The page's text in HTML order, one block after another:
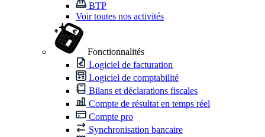
BTP
Voir toutes nos activités
Fonctionnalités
Logiciel de facturation
Logiciel de comptabilité
Bilans et déclarations fiscales
Compte de résultat en temps réel
Compte pro
Synchronisation bancaire